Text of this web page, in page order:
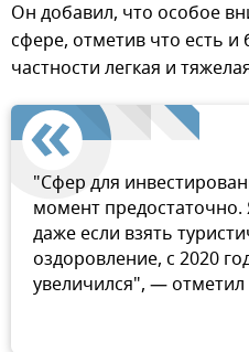
Он добавил, что особое
сфере, отметив что есть
частности легкая и
"Сфер для
момент предостаточно.
даже если взять
оздоровление, с 2020
увеличился", —